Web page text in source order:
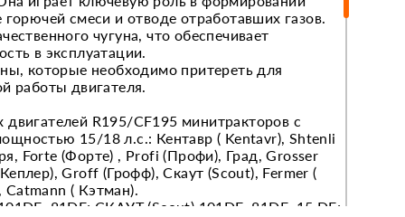
диски, колёса
смеси и отводе отработавших газов.
чугуна, что обеспечивает
в эксплуатации.
которые необходимо притереть для
работы двигателя.
R195/CF195 минитракторов с
15/18 л.с.: Кентавр ( Kentavr), Shtenli
Forte (Форте) , Profi (Профи), Град, Grosser
Groff (Грофф), Скаут (Scout), Fermer (
Catmann ( Кэтман).
81DЕ; СКАУТ (Scout) 101DЕ, 81DЕ, 15 DE;